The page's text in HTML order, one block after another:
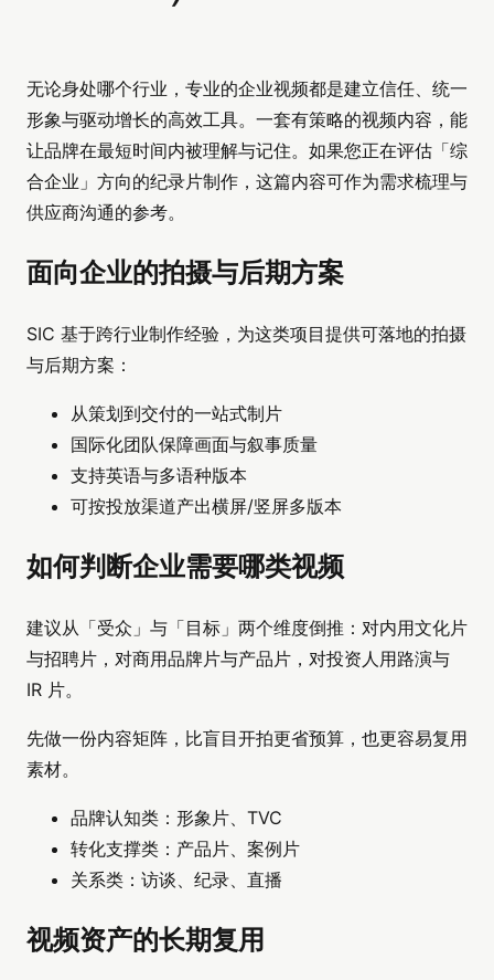
无论身处哪个行业，专业的企业视频都是建立信任、统一
形象与驱动增长的高效工具。一套有策略的视频内容，能
让品牌在最短时间内被理解与记住。如果您正在评估「综
合企业」方向的纪录片制作，这篇内容可作为需求梳理与
供应商沟通的参考。
面向企业的拍摄与后期方案
SIC 基于跨行业制作经验，为这类项目提供可落地的拍摄
与后期方案：
从策划到交付的一站式制片
国际化团队保障画面与叙事质量
支持英语与多语种版本
可按投放渠道产出横屏/竖屏多版本
如何判断企业需要哪类视频
建议从「受众」与「目标」两个维度倒推：对内用文化片
与招聘片，对商用品牌片与产品片，对投资人用路演与
IR 片。
先做一份内容矩阵，比盲目开拍更省预算，也更容易复用
素材。
品牌认知类：形象片、TVC
转化支撑类：产品片、案例片
关系类：访谈、纪录、直播
视频资产的长期复用